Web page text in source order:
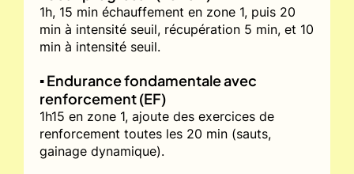
1h, 15 min échauffement en zone 1, puis 20
min à intensité seuil, récupération 5 min, et 10
min à intensité seuil.
▪️ Endurance fondamentale avec
renforcement (EF)
1h15 en zone 1, ajoute des exercices de
renforcement toutes les 20 min (sauts,
gainage dynamique).